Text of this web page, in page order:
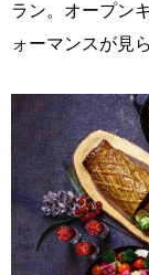
ラン。オープン
ォーマンスが見